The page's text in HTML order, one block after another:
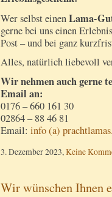
Wer selbst einenLama-
gerne bei uns einen
Post – und bei ganz
Alles, natürlich liebevoll
Wir nehmen auch gerne
Email an:
0176 – 660 161 30
02864 – 88 46 81
Email: info (a)
3. Dezember 2023,Keine
Wir wünschen Ihnen